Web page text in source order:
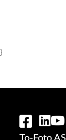
}
To-Foto AS